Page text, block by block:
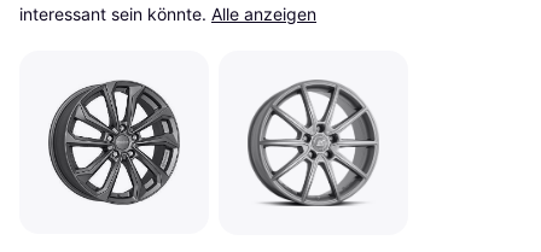
interessant sein könnte. Alle anzeigen